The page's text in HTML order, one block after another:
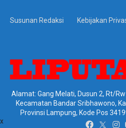
Susunan Redaksi Kebijakan
Alamat: Gang Melati, Dusun 2, Rt/
Kecamatan Bandar Sribhawono,
Provinsi Lampung, Kode Pos
x